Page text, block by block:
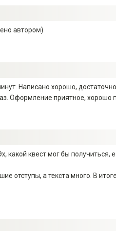
автором)
Написано хорошо,
Оформление приятное, хорошо
какой квест мог бы получиться,
отступы, а текста много. В